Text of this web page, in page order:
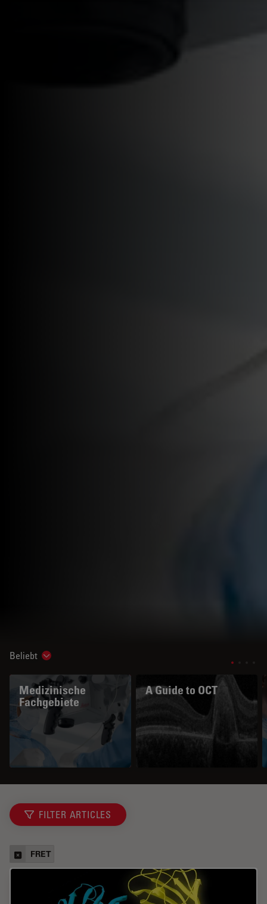
Beliebt Show subnavigation
Medizinische
Fachgebiete
A Guide to OCT
FILTER ARTICLES
FRET